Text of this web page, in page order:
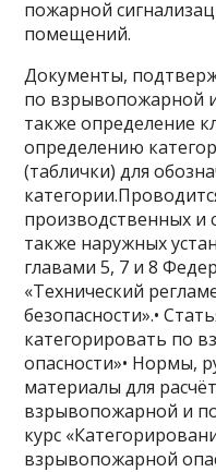
пожарной
помещений.
Документы,
по взрывопожарной
также определение
определению
(таблички) для
производственных и
также наружных
главами 5, 7 и 8
«Технический
безопасности».•
категорировать по
опасности»• Нормы,
материалы для
взрывопожарной и
курс
взрывопожарной